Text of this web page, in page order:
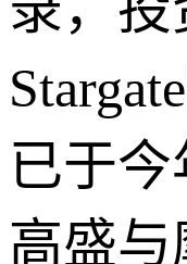
已于
高盛